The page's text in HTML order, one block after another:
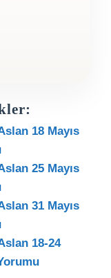
18 Mayıs
25 Mayıs
31 Mayıs
18-24